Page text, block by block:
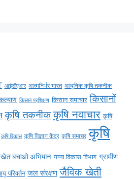
आईसीएआर आत्मनिर्भर भारत आधुनिक कृषि तकनीक
किसान प्रशिक्षण किसान समाचार किसानों
कृषि तकनीक कृषि नवाचार कृषि
कृषि विकास कृषि विज्ञान केंद्र कृषि समाचर कृषि
खेत बचाओ अभियान गन्ना विकास विभाग ग्रामीण
परिवर्तन जल संरक्षण जैविक खेती